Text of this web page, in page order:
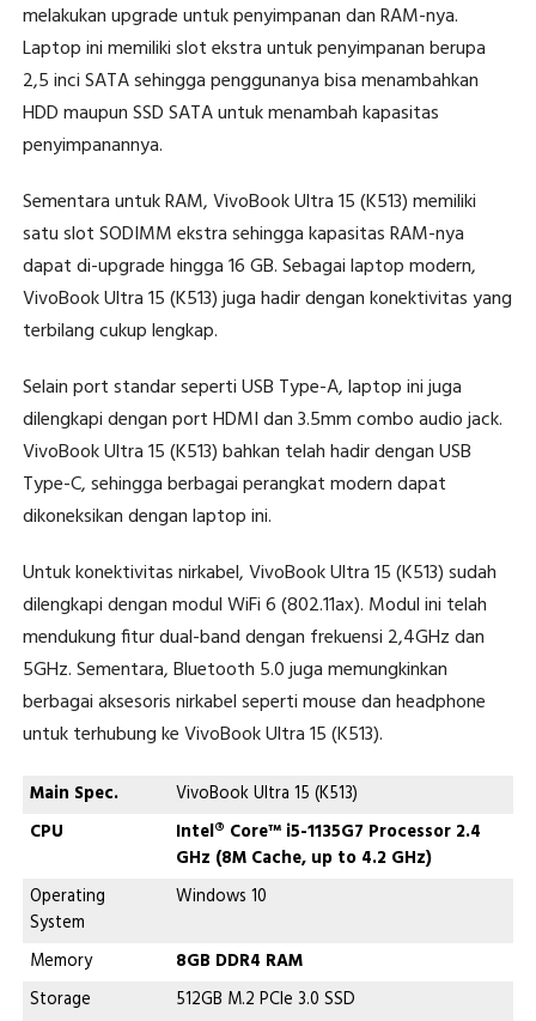
melakukan upgrade untuk penyimpanan dan RAM-nya.
Laptop ini memiliki slot ekstra untuk penyimpanan berupa
2,5 inci SATA sehingga penggunanya bisa menambahkan
HDD maupun SSD SATA untuk menambah kapasitas
penyimpanannya.
Sementara untuk RAM, VivoBook Ultra 15 (K513) memiliki
satu slot SODIMM ekstra sehingga kapasitas RAM-nya
dapat di-upgrade hingga 16 GB. Sebagai laptop modern,
VivoBook Ultra 15 (K513) juga hadir dengan konektivitas yang
terbilang cukup lengkap.
Selain port standar seperti USB Type-A, laptop ini juga
dilengkapi dengan port HDMI dan 3.5mm combo audio jack.
VivoBook Ultra 15 (K513) bahkan telah hadir dengan USB
Type-C, sehingga berbagai perangkat modern dapat
dikoneksikan dengan laptop ini.
Untuk konektivitas nirkabel, VivoBook Ultra 15 (K513) sudah
dilengkapi dengan modul WiFi 6 (802.11ax). Modul ini telah
mendukung fitur dual-band dengan frekuensi 2,4GHz dan
5GHz. Sementara, Bluetooth 5.0 juga memungkinkan
berbagai aksesoris nirkabel seperti mouse dan headphone
untuk terhubung ke VivoBook Ultra 15 (K513).
Main Spec.
VivoBook Ultra 15 (K513)
CPU
Intel® Core™ i5-1135G7 Processor 2.4
GHz (8M Cache, up to 4.2 GHz)
Operating
System
Windows 10
Memory
8GB DDR4 RAM
Storage
512GB M.2 PCIe 3.0 SSD